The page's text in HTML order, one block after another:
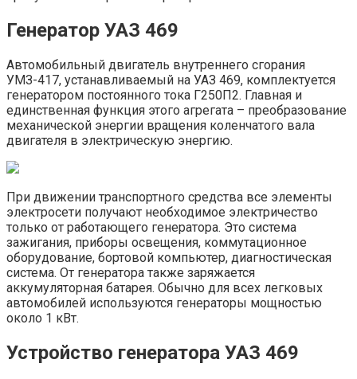
Генератор УАЗ 469
Автомобильный двигатель внутреннего сгорания
УМЗ-417, устанавливаемый на УАЗ 469, комплектуется
генератором постоянного тока Г250П2. Главная и
единственная функция этого агрегата – преобразование
механической энергии вращения коленчатого вала
двигателя в электрическую энергию.
При движении транспортного средства все элементы
электросети получают необходимое электричество
только от работающего генератора. Это система
зажигания, приборы освещения, коммутационное
оборудование, бортовой компьютер, диагностическая
система. От генератора также заряжается
аккумуляторная батарея. Обычно для всех легковых
автомобилей используются генераторы мощностью
около 1 кВт.
Устройство генератора УАЗ 469